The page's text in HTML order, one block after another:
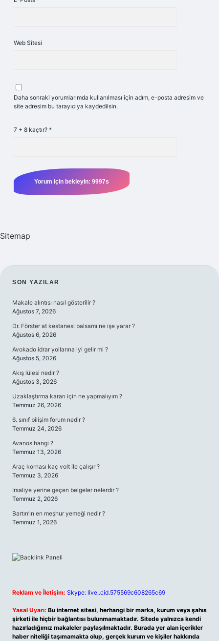
Web Sitesi
Daha sonraki yorumlarımda kullanılması için adım, e-posta adresim ve
site adresim bu tarayıcıya kaydedilsin.
7 + 8 kaçtır? *
Sitemap
SIDEBAR
SON YAZILAR
Makale alıntısı nasıl gösterilir ?
Ağustos 7, 2026
Dr. Förster at kestanesi balsamı ne işe yarar ?
Ağustos 6, 2026
Avokado idrar yollarına iyi gelir mi ?
Ağustos 5, 2026
Akış lülesi nedir ?
Ağustos 3, 2026
Uzaklaştırma kararı için ne yapmalıyım ?
Temmuz 26, 2026
6. sınıf bilişim forum nedir ?
Temmuz 24, 2026
Avanos hangi ?
Temmuz 13, 2026
Araç kornası kaç volt ile çalışır ?
Temmuz 3, 2026
İrsaliye yerine geçen belgeler nelerdir ?
Temmuz 2, 2026
Bartın’ın en meşhur yemeği nedir ?
Temmuz 1, 2026
Reklam ve İletişim: Skype: live:.cid.575569c608265c69
Yasal Uyarı: Bu internet sitesi, herhangi bir marka, kurum veya şahıs
şirketi ile hiçbir bağlantısı bulunmamaktadır. Sitede yalnızca kendi
hazırladığımız makaleler paylaşılmaktadır. Burada yer alan içerikler
haber niteliği taşımamakta olup, gerçek kurum ve kişiler hakkında